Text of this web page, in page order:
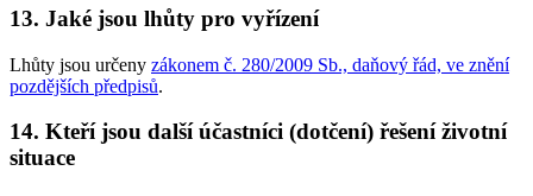
13. Jaké jsou lhůty pro vyřízení
Lhůty jsou určeny zákonem č. 280/2009 Sb., daňový řád, ve znění
pozdějších předpisů.
14. Kteří jsou další účastníci (dotčení) řešení životní
situace